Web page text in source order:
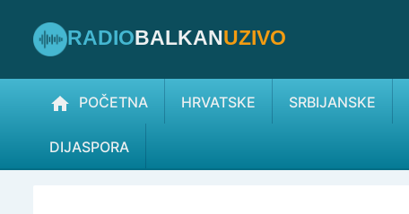
RADIOBALKANUZIVO
POČETNA HRVATSKE SRBIJANSKE
DIJASPORA